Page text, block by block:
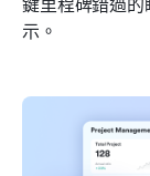
示。